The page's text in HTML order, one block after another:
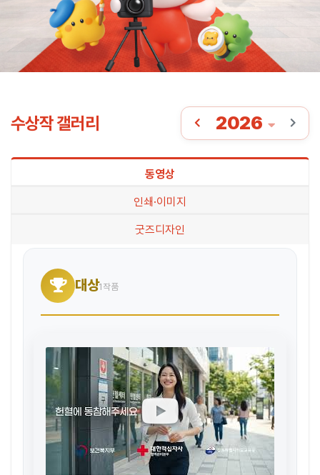
수상작 갤러리 2026
동영상
인쇄·이미지
굿즈디자인
대상1작품